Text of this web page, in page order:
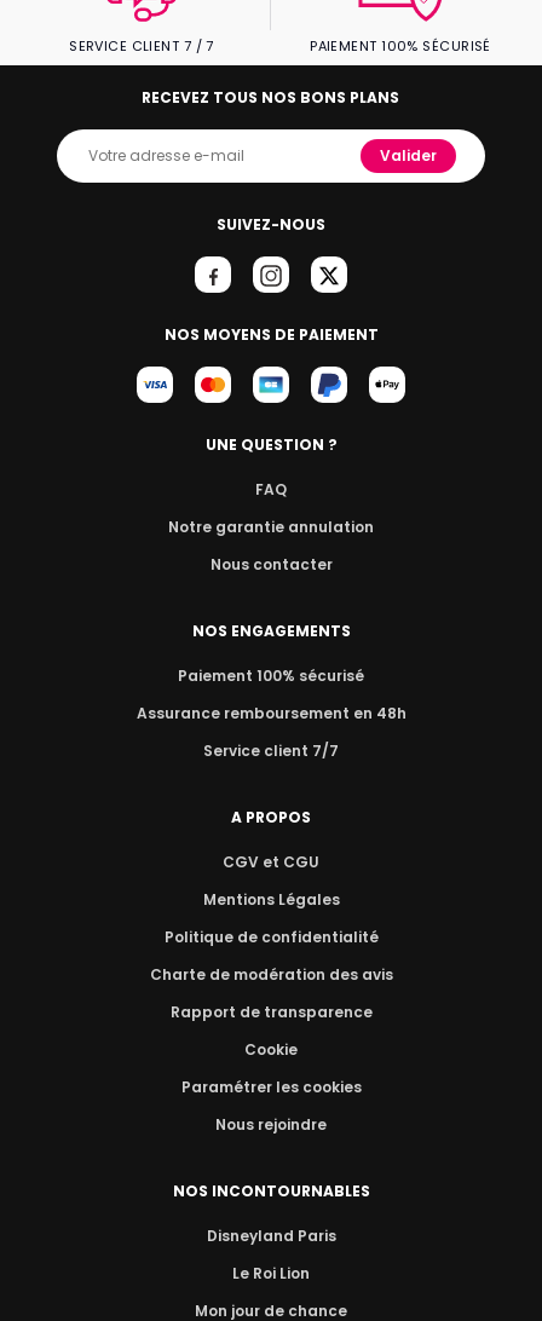
SERVICE CLIENT 7 / 7 PAIEMENT 100% SÉCURISÉ
SUIVEZ-NOUS
NOS MOYENS DE PAIEMENT
RECEVEZ TOUS NOS BONS PLANS
Valider
UNE QUESTION ?
FAQ
Notre garantie annulation
Nous contacter
NOS ENGAGEMENTS
Paiement 100% sécurisé
Assurance remboursement en 48h
Service client 7/7
A PROPOS
CGV et CGU
Mentions Légales
Politique de confidentialité
Charte de modération des avis
Rapport de transparence
Cookie
Paramétrer les cookies
Nous rejoindre
NOS INCONTOURNABLES
Disneyland Paris
Le Roi Lion
Mon jour de chance